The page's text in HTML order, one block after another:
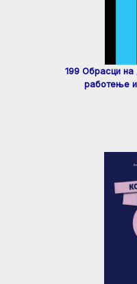
199 Обрасци на
работење